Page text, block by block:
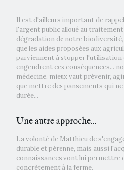
Il est d'ailleurs important de
l'argent public alloué au traitement
dégradation de notre
que les aides proposées aux
parviennent à stopper l'utilisation
engendrent ces conséquences...
médecine, mieux vaut prévenir,
que mettre des pansements qui
durée...
Une autre approche...
La volonté de Matthieu de
durable et pérenne, mais aussi
connaissances vont lui permettre
concrètement à la ferme.